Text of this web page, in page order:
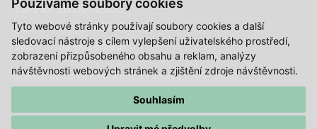
Používáme soubory cookies
Tyto webové stránky používají soubory cookies a další
sledovací nástroje s cílem vylepšení uživatelského prostředí,
zobrazení přizpůsobeného obsahu a reklam, analýzy
návštěvnosti webových stránek a zjištění zdroje návštěvnosti.
Souhlasím
Po–Pá:
10.00–18.00
So:
na požádání
Ne:
na požádání
Polední pauza ve všední dny a v sobotu 13:00 - 14:00.